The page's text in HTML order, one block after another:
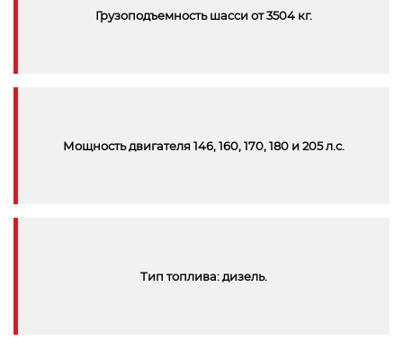
Грузоподъемность шасси от 3504 кг.
Мощность двигателя 146, 160, 170, 180 и 205 л.с.
Тип топлива: дизель.